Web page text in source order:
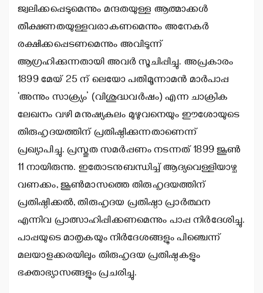
ജ്വലിക്കപ്പെടുമെന്നും മന്ദതയുള്ള ആത്മാക്കള്‍
തീക്ഷണതയുള്ളവരാകണമെന്നും അനേകര്‍
രക്ഷിക്കപ്പെടണമെന്നും അവിടുന്ന്
ആഗ്രഹിക്കുന്നതായി അവര്‍ സൂചിപ്പിച്ചു. അപ്രകാരം
1899 മേയ് 25 ന് ലെയോ പതിമൂന്നാമന്‍ മാര്‍പാപ്പ
‘അന്നും സാക്ര്യം’ (വിശുദ്ധവര്‍ഷം) എന്ന ചാക്രിക
ലേഖനം വഴി മനുഷ്യകുലം മുഴുവനെയും ഈശോയുടെ
തിരുഹൃദയത്തിന് പ്രതിഷ്ഠിക്കുന്നതാണെന്ന്
പ്രഖ്യാപിച്ചു. പ്രസ്തുത സമര്‍പ്പണം നടന്നത് 1899 ജൂണ്‍
11 നായിരുന്നു. ഇതോടനുബന്ധിച്ച് ആദ്യവെള്ളിയാഴ്ച
വണക്കം, ജൂണ്‍മാസത്തെ തിരുഹൃദയത്തിന്
പ്രതിഷ്ഠിക്കല്‍, തിരുഹൃദയ പ്രതിഷ്ഠാ പ്രാര്‍ത്ഥന
എന്നിവ പ്രാത്സാഹിപ്പിക്കണമെന്നും പാപ്പ നിര്‍ദേശിച്ചു.
പാപ്പയുടെ മാതൃകയും നിര്‍ദേശങ്ങളും പിഞ്ചെന്ന്
മലയാളക്കരയിലും തിരുഹൃദയ പ്രതിഷ്ഠകളും
ഭക്താഭ്യാസങ്ങളും പ്രചരിച്ചു.